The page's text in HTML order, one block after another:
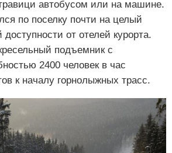
автобусом или на машине.
по поселку почти на целый
от отелей курорта.
подъемник с
2400 человек в час
к началу горнолыжных трасс.